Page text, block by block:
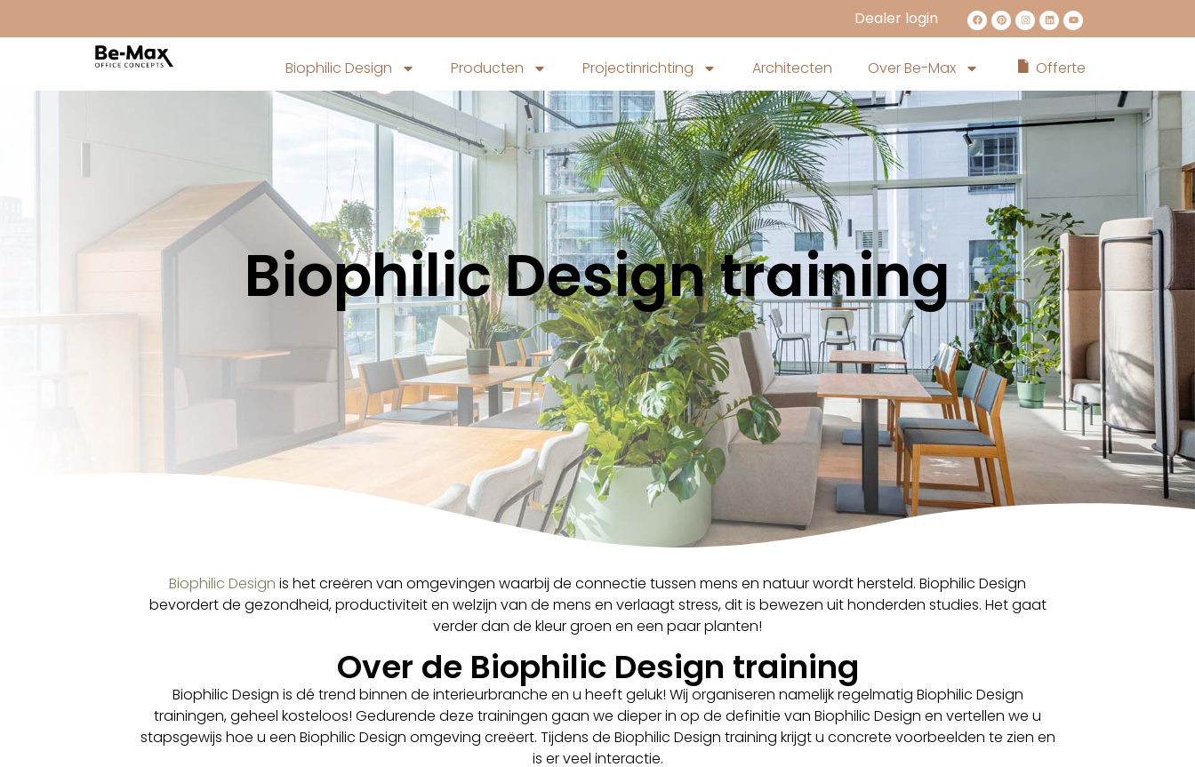
Dealer login
Biophilic Design Producten Projectinrichting Architecten Over Be-Max Offerte
Biophilic Design training
Biophilic Design is het creëren van omgevingen waarbij de connectie tussen mens en natuur wordt hersteld. Biophilic Design
bevordert de gezondheid, productiviteit en welzijn van de mens en verlaagt stress, dit is bewezen uit honderden studies. Het gaat
verder dan de kleur groen en een paar planten!
Over de Biophilic Design training
Biophilic Design is dé trend binnen de interieurbranche en u heeft geluk! Wij organiseren namelijk regelmatig Biophilic Design
trainingen, geheel kosteloos! Gedurende deze trainingen gaan we dieper in op de definitie van Biophilic Design en vertellen we u
stapsgewijs hoe u een Biophilic Design omgeving creëert. Tijdens de Biophilic Design training krijgt u concrete voorbeelden te zien en
is er veel interactie.